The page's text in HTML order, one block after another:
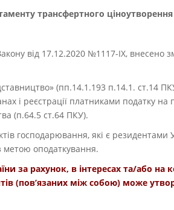
трансфертного ціноутворення
від 17.12.2020 №1117-ІХ, внесено
(пп.14.1.193 п.14.1. ст.14
і реєстрації платниками податку на
(п.64.5 ст.64 ПКУ).
господарювання, які є
метою оподаткування.
за рахунок, в інтересах та/або
(пов’язаних між собою) може